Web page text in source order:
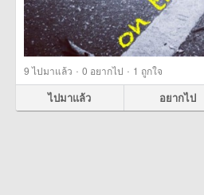
9ไปมาแล้ว · 0 อยากไป · 1 ถูกใจ
ไปมาแล้ว อยากไป